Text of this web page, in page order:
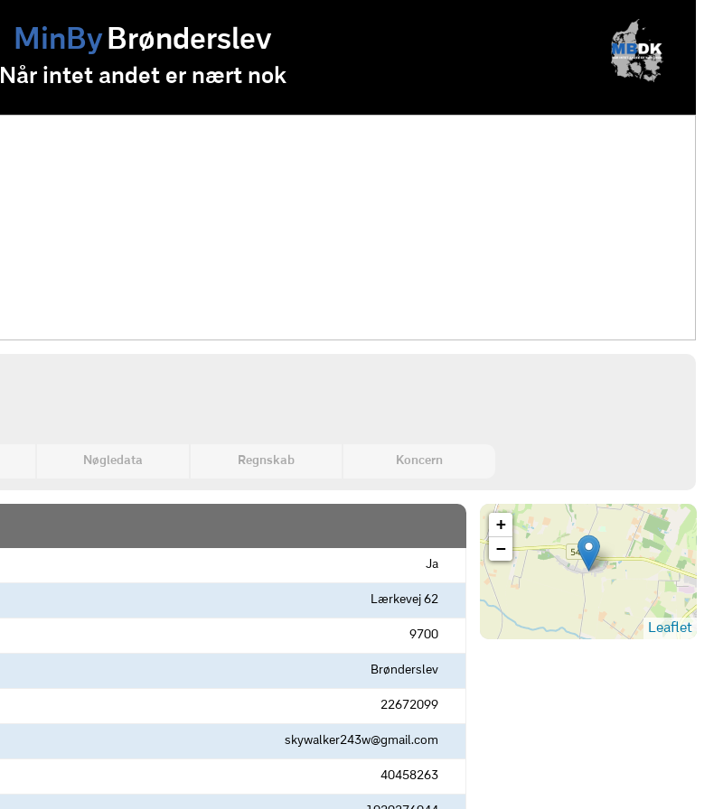
MinByBrønderslev
Når intet andet er nært nok
Nøgledata Regnskab Koncern
Ja
Lærkevej 62
9700
Brønderslev
22672099
skywalker243w@gmail.com
40458263
+
−
Leaflet